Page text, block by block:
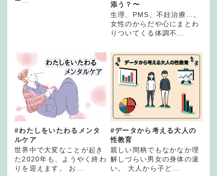
添う？〜
生理、PMS、不妊治療…。
女性のからだや心にまとわ
りついてくる体調不...
#わたしをいたわるメンタ
ルケア
世界中で大変なことが起き
た2020年も、ようやく終わ
りを迎えます。 お...
#データから考える大人の
性教育
親しい間柄でもなかなか理
解しづらい男女の身体の違
い。 大人から子ど...